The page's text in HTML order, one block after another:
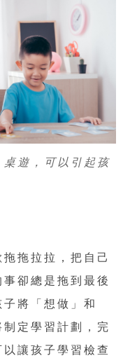
遊，可以引起孩
拖拉拉，把自己
卻總是拖到最後
將「想做」和
制定學習計劃，完
讓孩子學習檢查